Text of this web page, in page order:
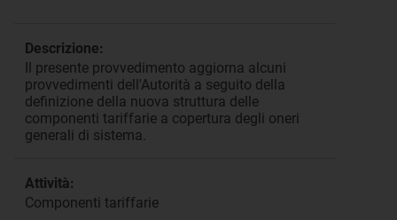
Descrizione:
Il presente provvedimento aggiorna alcuni
provvedimenti dell'Autorità a seguito della
definizione della nuova struttura delle
componenti tariffarie a copertura degli oneri
generali di sistema.
Attività:
Componenti tariffarie